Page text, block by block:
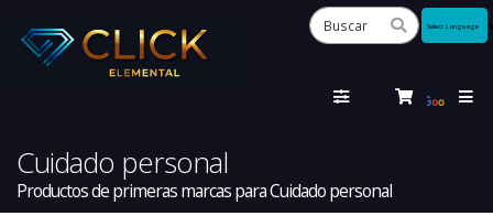
Cuidado personal
Productos de primeras marcas para Cuidado personal